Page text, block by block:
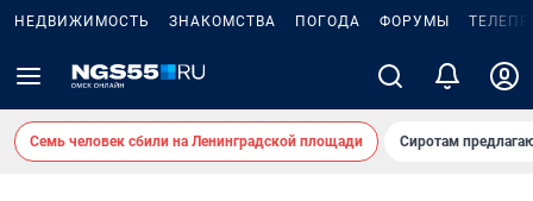
НЕДВИЖИМОСТЬ ЗНАКОМСТВА ПОГОДА ФОРУМЫ
Семь человек сбили на Ленинградской площади Сиротам